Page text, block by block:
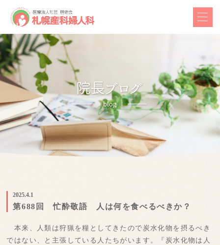
2025.4.1
第688回 忙酔敬語 人は何を食べるべきか？
本来、人類は狩猟を糧としてきたので炭水化物を摂るべき
ではない、と主張している人たちがいます。『炭水化物は人